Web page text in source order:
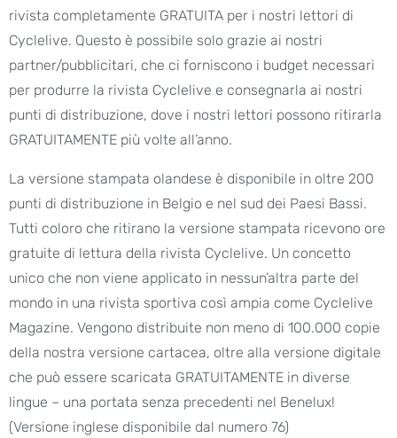
rivista completamente GRATUITA per i nostri lettori di
Cyclelive. Questo è possibile solo grazie ai nostri
partner/pubblicitari, che ci forniscono i budget necessari
per produrre la rivista Cyclelive e consegnarla ai nostri
punti di distribuzione, dove i nostri lettori possono ritirarla
GRATUITAMENTE più volte all’anno.
La versione stampata olandese è disponibile in oltre 200
punti di distribuzione in Belgio e nel sud dei Paesi Bassi.
Tutti coloro che ritirano la versione stampata ricevono ore
gratuite di lettura della rivista Cyclelive. Un concetto
unico che non viene applicato in nessun’altra parte del
mondo in una rivista sportiva così ampia come Cyclelive
Magazine. Vengono distribuite non meno di 100.000 copie
della nostra versione cartacea, oltre alla versione digitale
che può essere scaricata GRATUITAMENTE in diverse
lingue – una portata senza precedenti nel Benelux!
(Versione inglese disponibile dal numero 76)